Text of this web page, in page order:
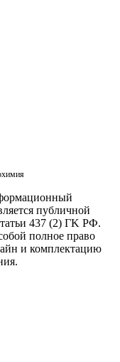
публичной
437 (2) ГK РФ.
полное право
и комплектацию